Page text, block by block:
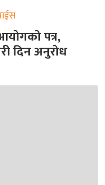
पत्र,
दिन अनुरोध